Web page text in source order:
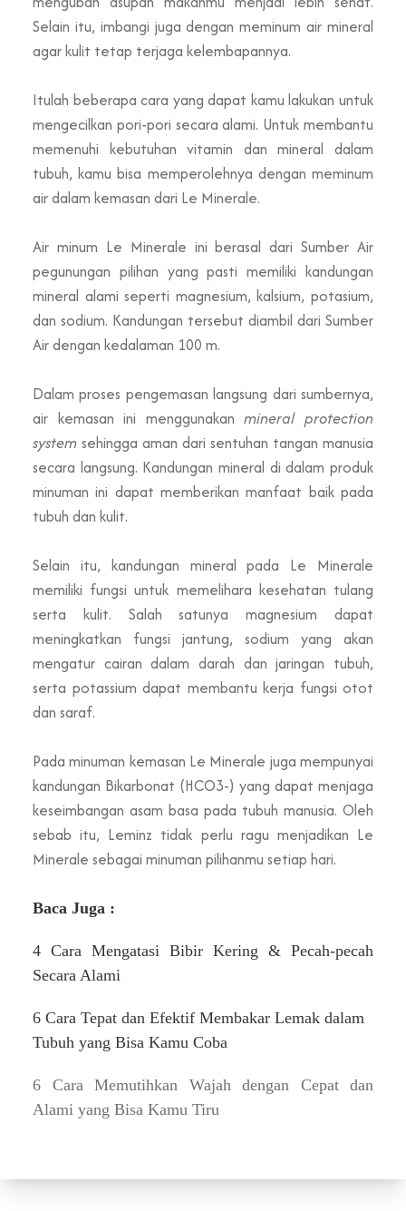
Selain itu, imbangi juga dengan meminum air mineral
agar kulit tetap terjaga kelembapannya.
Itulah beberapa cara yang dapat kamu lakukan untuk
mengecilkan pori-pori secara alami. Untuk membantu
memenuhi kebutuhan vitamin dan mineral dalam
tubuh, kamu bisa memperolehnya dengan meminum
air dalam kemasan dari Le Minerale.
Air minum Le Minerale ini berasal dari Sumber Air
pegunungan pilihan yang pasti memiliki kandungan
mineral alami seperti magnesium, kalsium, potasium,
dan sodium. Kandungan tersebut diambil dari Sumber
Air dengan kedalaman 100 m.
Dalam proses pengemasan langsung dari sumbernya,
air kemasan ini menggunakanmineral protection
system sehingga aman dari sentuhan tangan manusia
secara langsung. Kandungan mineral di dalam produk
minuman ini dapat memberikan manfaat baik pada
tubuh dan kulit.
Selain itu, kandungan mineral pada Le Minerale
memiliki fungsi untuk memelihara kesehatan tulang
serta kulit. Salah satunya magnesium dapat
meningkatkan fungsi jantung, sodium yang akan
mengatur cairan dalam darah dan jaringan tubuh,
serta potassium dapat membantu kerja fungsi otot
dan saraf.
Pada minuman kemasan Le Minerale juga mempunyai
kandungan Bikarbonat (HCO3-) yang dapat menjaga
keseimbangan asam basa pada tubuh manusia. Oleh
sebab itu, Leminz tidak perlu ragu menjadikan Le
Minerale sebagai minuman pilihanmu setiap hari.
Baca Juga :
4 Cara Mengatasi Bibir Kering & Pecah-pecah
Secara Alami
6 Cara Tepat dan Efektif Membakar Lemak dalam
Tubuh yang Bisa Kamu Coba
6 Cara Memutihkan Wajah dengan Cepat dan
Alami yang Bisa Kamu Tiru